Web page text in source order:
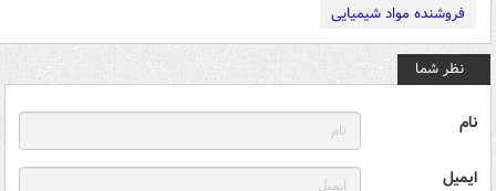
فروشنده مواد شیمیایی
نظر شما
نام
ایمیل